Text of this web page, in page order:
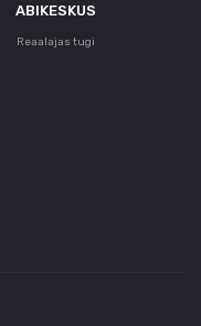
ABIKESKUS
Reaalajas tugi